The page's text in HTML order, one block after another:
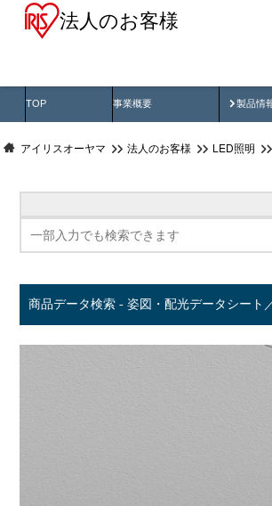
法人のお客様
TOP 事業概要 製品情
製品
アイリスオーヤマ 法人のお客様 LED照明
商品データ検索 - 姿図・配光データシート